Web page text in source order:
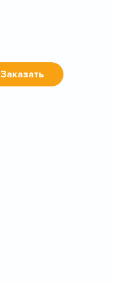
Заказать